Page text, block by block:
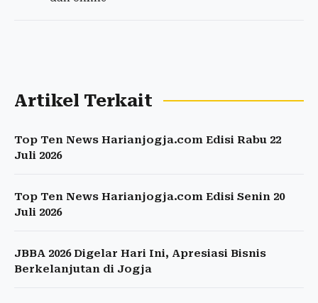
Artikel Terkait
Top Ten News Harianjogja.com Edisi Rabu 22
Juli 2026
Top Ten News Harianjogja.com Edisi Senin 20
Juli 2026
JBBA 2026 Digelar Hari Ini, Apresiasi Bisnis
Berkelanjutan di Jogja